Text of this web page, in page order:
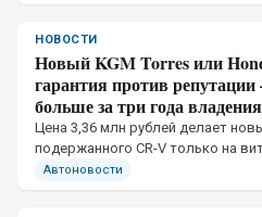
НОВОСТИ
Новый KGM Torres или
гарантия против репутации
больше за три года владения
Цена 3,36 млн рублей делает
подержанного CR-V только на
Автоновости